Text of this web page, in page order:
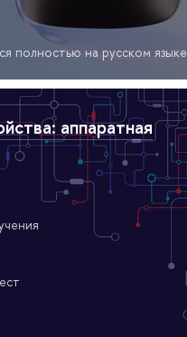
полностью на русском языке
аппаратная